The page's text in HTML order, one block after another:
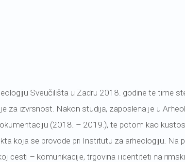
Sveučilišta u Zadru 2018. godine te time
za izvrsnost. Nakon studija, zaposlena je u
(2018. – 2019.), te potom kao
koja se provode pri Institutu za arheologiju. Na
cesti – komunikacije, trgovina i identiteti na